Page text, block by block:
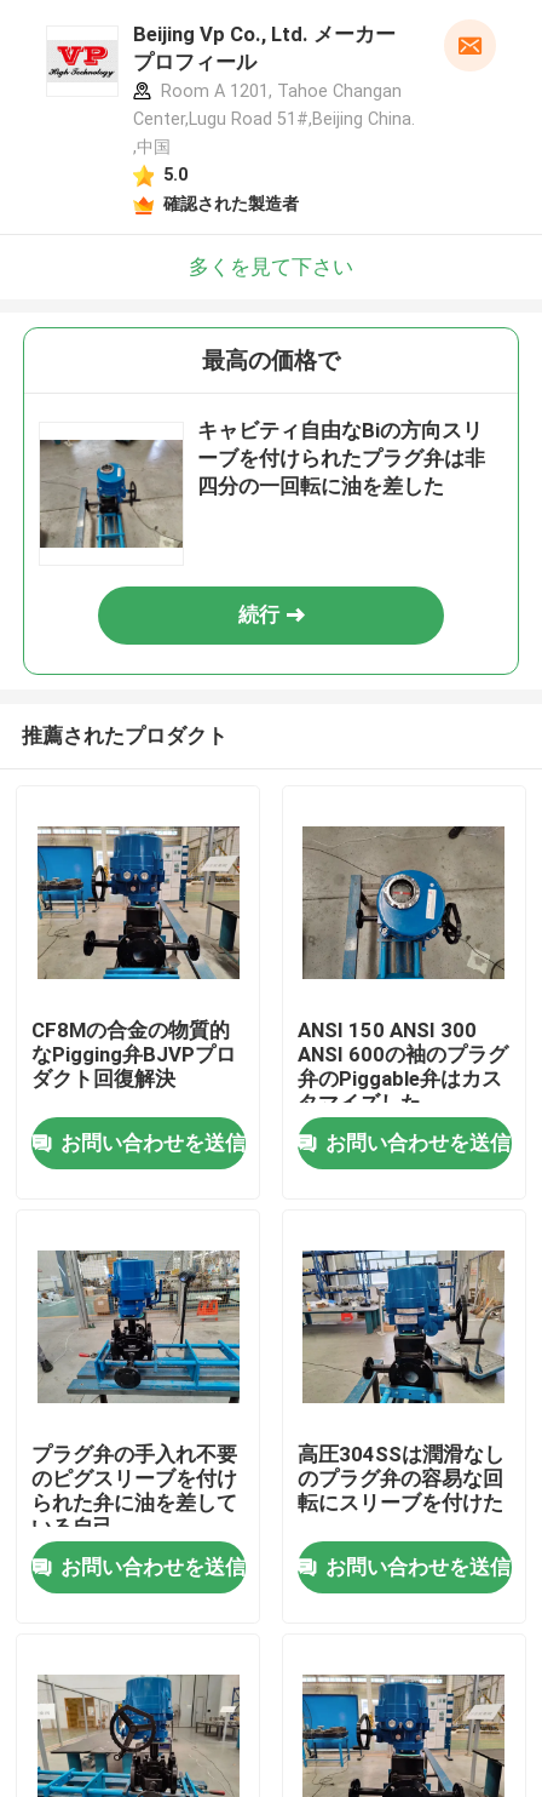
家
プロダクト
ビデオ
私達について
工場旅行
品質管理
私達に連絡しなさい
場合
引用を要求しなさい
Beijing Vp Co., Ltd. メーカー
プロフィール
Room A 1201, Tahoe Changan
Center,Lugu Road 51#,Beijing China.
,中国
5.0
確認された製造者
多くを見て下さい
最高の価格で
キャビティ自由なBiの方向スリ
ーブを付けられたプラグ弁は非
四分の一回転に油を差した
続行
推薦されたプロダクト
CF8Mの合金の物質的
なPigging弁BJVPプロ
ダクト回復解決
お問い合わせを送信
ANSI 150 ANSI 300
ANSI 600の袖のプラグ
弁のPiggable弁はカス
タマイズした
お問い合わせを送信
プラグ弁の手入れ不要
のピグスリーブを付け
られた弁に油を差して
いる自己
お問い合わせを送信
高圧304SSは潤滑なし
のプラグ弁の容易な回
転にスリーブを付けた
お問い合わせを送信